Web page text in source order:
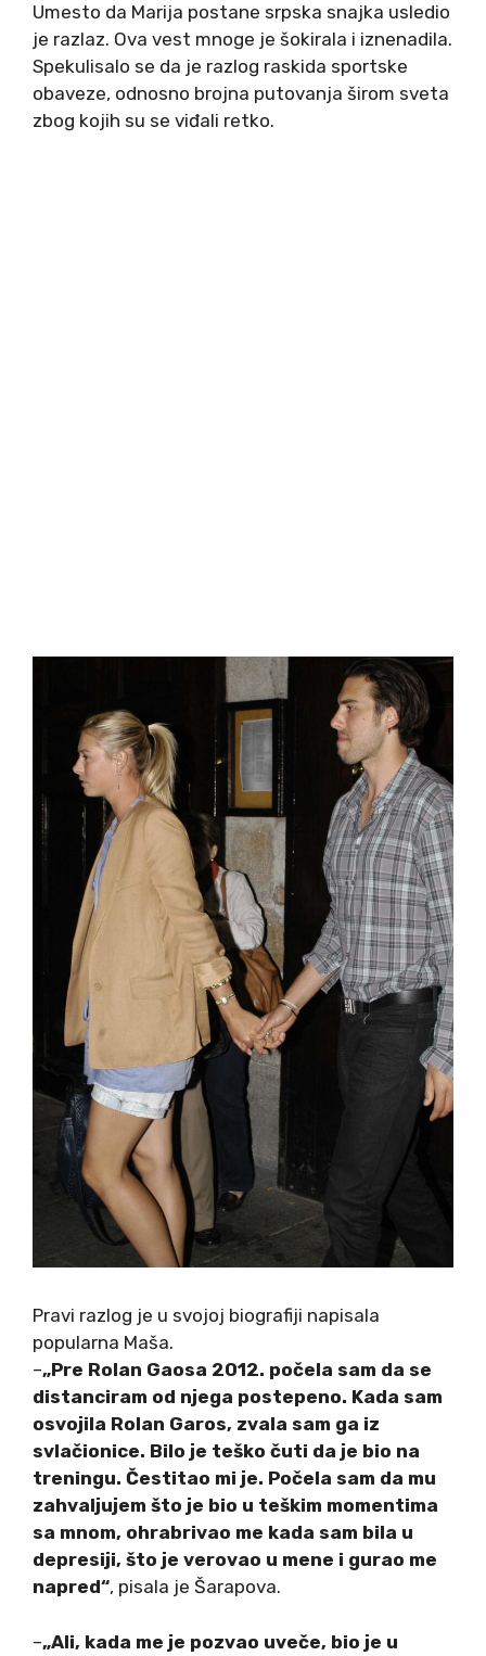
Umesto da Marija postane srpska snajka usledio
je razlaz. Ova vest mnoge je šokirala i iznenadila.
Spekulisalo se da je razlog raskida sportske
obaveze, odnosno brojna putovanja širom sveta
zbog kojih su se viđali retko.
Pravi razlog je u svojoj biografiji napisala
popularna Maša.
–„Pre Rolan Gaosa 2012. počela sam da se
distanciram od njega postepeno. Kada sam
osvojila Rolan Garos, zvala sam ga iz
svlačionice. Bilo je teško čuti da je bio na
treningu. Čestitao mi je. Počela sam da mu
zahvaljujem što je bio u teškim momentima
sa mnom, ohrabrivao me kada sam bila u
depresiji, što je verovao u mene i gurao me
napred“, pisala je Šarapova.
–„Ali, kada me je pozvao uveče, bio je u